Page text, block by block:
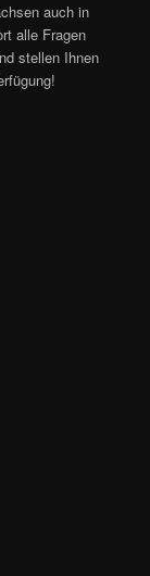
auch in
alle Fragen
stellen Ihnen